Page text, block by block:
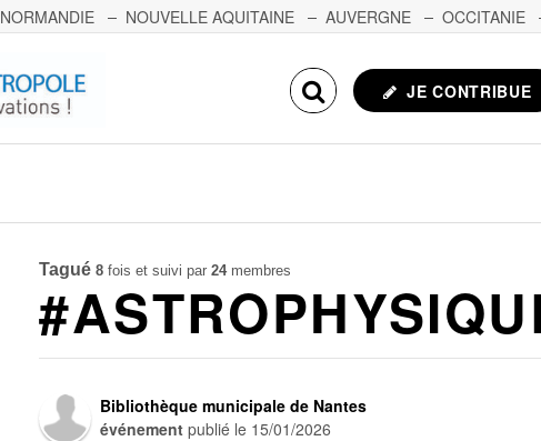
NORMANDIE NOUVELLE AQUITAINE AUVERGNE OCCITANIE
JE CONTRIBUE
Tagué 8 fois et suivi par24membres
Bibliothèque municipale de Nantes
événement publié le 15/01/2026